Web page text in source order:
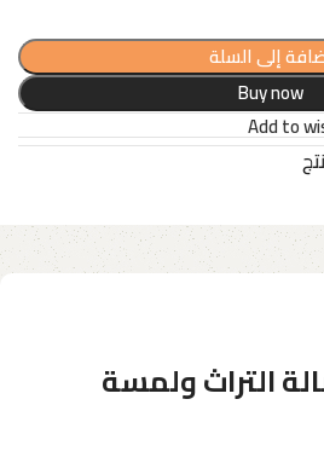
إلى السلة
Buy now
Add to
التراث ولمسة